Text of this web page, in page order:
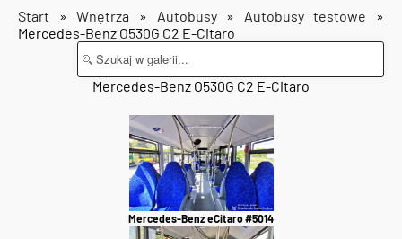
Start »Wnętrza » Autobusy» Autobusy testowe »
Mercedes-Benz O530G C2 E-Citaro
Mercedes-Benz O530G C2 E-Citaro
Mercedes-Benz eCitaro #5014